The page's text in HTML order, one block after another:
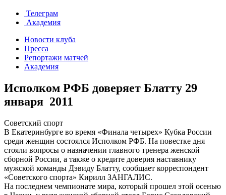
Телеграм
Академия
Новости клуба
Пресса
Репортажи матчей
Академия
Исполком РФБ доверяет Блатту 29
января 2011
Советский спорт
В Екатеринбурге во время «Финала четырех» Кубка России
среди женщин состоялся Исполком РФБ. На повестке дня
стояли вопросы о назначении главного тренера женской
сборной России, а также о кредите доверия наставнику
мужской команды Дэвиду Блатту, сообщает корреспондент
«Советского спорта» Кирилл ЗАНГАЛИС.
На последнем чемпионате мира, который прошел этой осенью